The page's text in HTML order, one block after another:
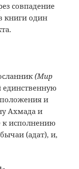
совпадение
книги один
(Мир
единственную
и
Ахмада и
к исполнению
(адат), и,